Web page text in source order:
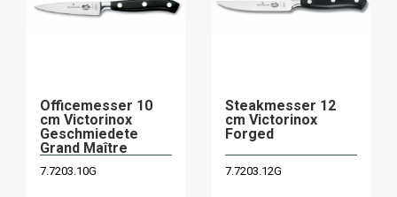
Officemesser 10
cm Victorinox
Geschmiedete
Grand Maître
7.7203.10G
Steakmesser 12
cm Victorinox
Forged
7.7203.12G